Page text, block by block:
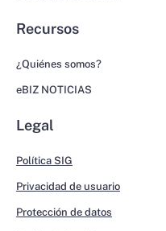
Recursos
¿Quiénes somos?
eBIZ NOTICIAS
Legal
Política SIG
Privacidad de usuario
Protección de datos